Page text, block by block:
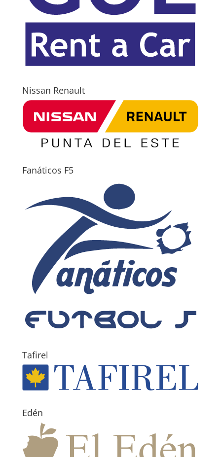
Nissan Renault
Fanáticos F5
Tafirel
Edén